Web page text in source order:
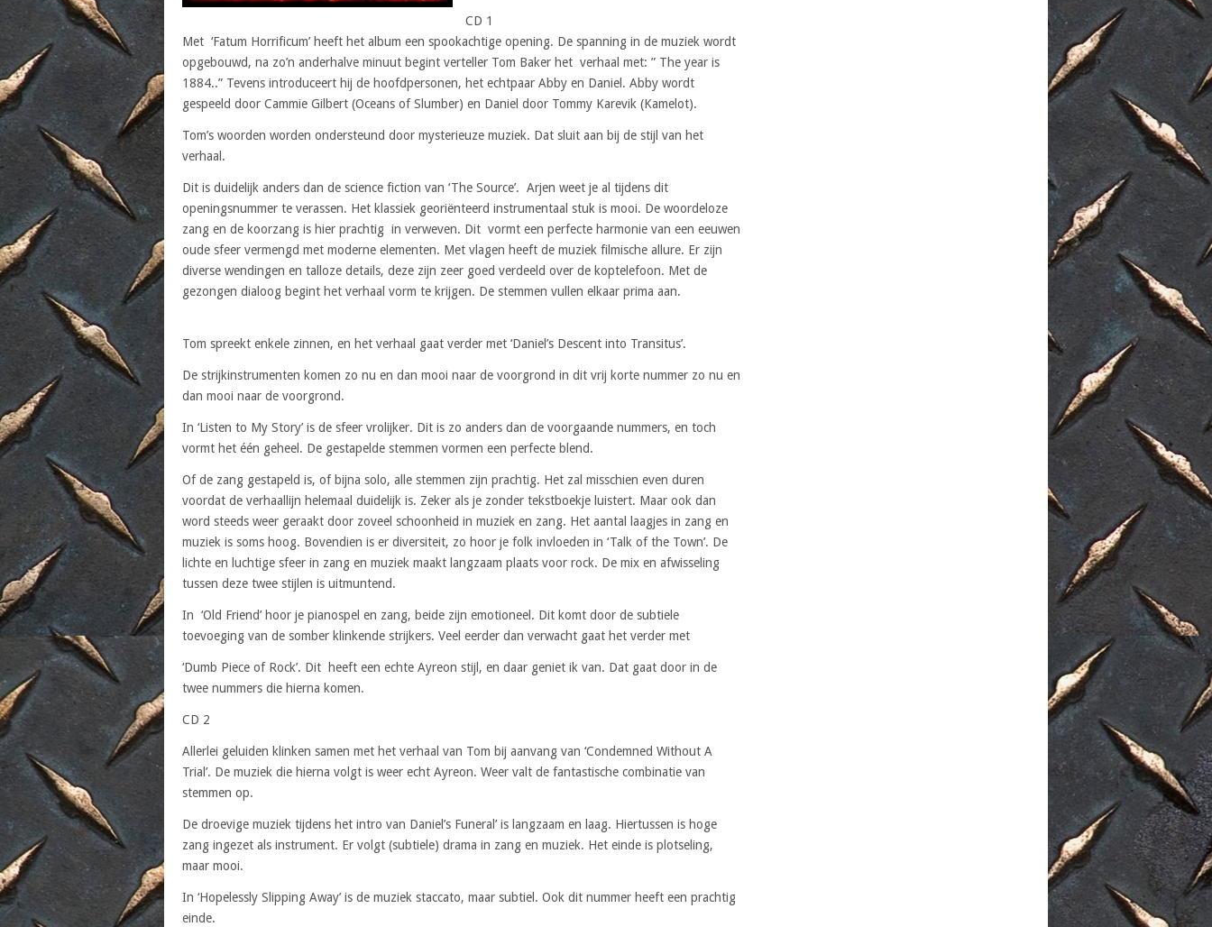
CD 1
Met ‘Fatum Horrificum’ heeft het album een spookachtige opening. De spanning in de muziek wordt
opgebouwd, na zo’n anderhalve minuut begint verteller Tom Baker het verhaal met: ” The year is
1884..” Tevens introduceert hij de hoofdpersonen, het echtpaar Abby en Daniel. Abby wordt
gespeeld door Cammie Gilbert (Oceans of Slumber) en Daniel door Tommy Karevik (Kamelot).
Tom’s woorden worden ondersteund door mysterieuze muziek. Dat sluit aan bij de stijl van het
verhaal.
Dit is duidelijk anders dan de science fiction van ‘The Source’. Arjen weet je al tijdens dit
openingsnummer te verassen. Het klassiek georiënteerd instrumentaal stuk is mooi. De woordeloze
zang en de koorzang is hier prachtig in verweven. Dit vormt een perfecte harmonie van een eeuwen
oude sfeer vermengd met moderne elementen. Met vlagen heeft de muziek filmische allure. Er zijn
diverse wendingen en talloze details, deze zijn zeer goed verdeeld over de koptelefoon. Met de
gezongen dialoog begint het verhaal vorm te krijgen. De stemmen vullen elkaar prima aan.
Tom spreekt enkele zinnen, en het verhaal gaat verder met ‘Daniel’s Descent into Transitus’.
De strijkinstrumenten komen zo nu en dan mooi naar de voorgrond in dit vrij korte nummer zo nu en
dan mooi naar de voorgrond.
In ‘Listen to My Story’ is de sfeer vrolijker. Dit is zo anders dan de voorgaande nummers, en toch
vormt het één geheel. De gestapelde stemmen vormen een perfecte blend.
Of de zang gestapeld is, of bijna solo, alle stemmen zijn prachtig. Het zal misschien even duren
voordat de verhaallijn helemaal duidelijk is. Zeker als je zonder tekstboekje luistert. Maar ook dan
word steeds weer geraakt door zoveel schoonheid in muziek en zang. Het aantal laagjes in zang en
muziek is soms hoog. Bovendien is er diversiteit, zo hoor je folk invloeden in ‘Talk of the Town’. De
lichte en luchtige sfeer in zang en muziek maakt langzaam plaats voor rock. De mix en afwisseling
tussen deze twee stijlen is uitmuntend.
In ‘Old Friend’ hoor je pianospel en zang, beide zijn emotioneel. Dit komt door de subtiele
toevoeging van de somber klinkende strijkers. Veel eerder dan verwacht gaat het verder met
‘Dumb Piece of Rock’. Dit heeft een echte Ayreon stijl, en daar geniet ik van. Dat gaat door in de
twee nummers die hierna komen.
CD 2
Allerlei geluiden klinken samen met het verhaal van Tom bij aanvang van ‘Condemned Without A
Trial’. De muziek die hierna volgt is weer echt Ayreon. Weer valt de fantastische combinatie van
stemmen op.
De droevige muziek tijdens het intro van Daniel’s Funeral’ is langzaam en laag. Hiertussen is hoge
zang ingezet als instrument. Er volgt (subtiele) drama in zang en muziek. Het einde is plotseling,
maar mooi.
In ‘Hopelessly Slipping Away’ is de muziek staccato, maar subtiel. Ook dit nummer heeft een prachtig
einde.